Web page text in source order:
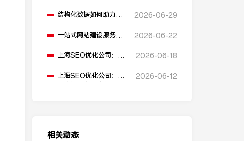
结构化数据如何助力
2026-06-29
一站式网站建设服务平
2026-06-22
上海SEO优化公司：如
升点击率和SEO效果？
2026-06-18
上海SEO优化公司：有
2026-06-12
相关动态